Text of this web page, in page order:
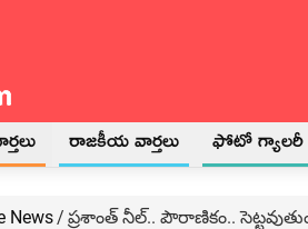
రాజకీయ వార్తలు ఫోటో గ్యాలరీ
News/ ప్రశాంత్ నీల్.. పౌరాణికం..